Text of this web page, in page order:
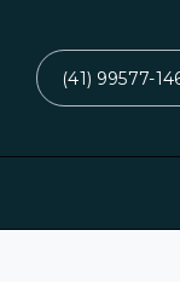
(41) 99577-